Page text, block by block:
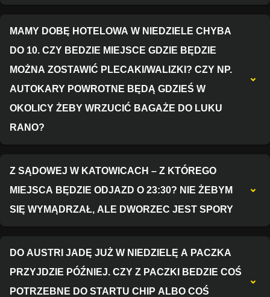
MAMY DOBĘ HOTELOWA W NIEDZIELE CHYBA
DO 10. CZY BEDZIE MIEJSCE GDZIE BĘDZIE
MOŻNA ZOSTAWIĆ PLECAKI/WALIZKI? CZY NP.
AUTOKARY POWROTNE BĘDĄ GDZIEŚ W
OKOLICY ŻEBY WRZUCIĆ BAGAŻE DO LUKU
RANO?
Z SĄDOWEJ W KATOWICACH – Z KTÓREGO
MIEJSCA BĘDZIE ODJAZD O 23:30? NIE ŻEBYM
SIĘ WYMĄDRZAŁ, ALE DWORZEC JEST SPORY
DO AUSTRI JADĘ JUŻ W NIEDZIELĘ A PACZKA
PRZYJDZIE PÓŹNIEJ. CZY Z PACZKI BEDZIE COŚ
POTRZEBNE DO STARTU CHIP ALBO COŚ